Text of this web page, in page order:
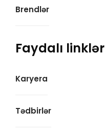
Brendlər
Faydalı linklər
Karyera
Tədbirlər